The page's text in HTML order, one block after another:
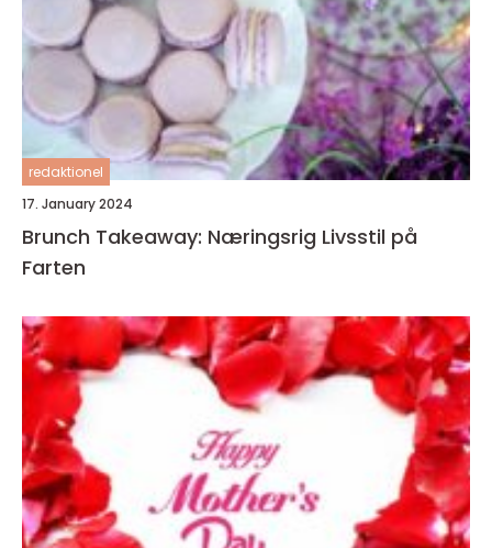
redaktionel
17. January 2024
Brunch Takeaway: Næringsrig Livsstil på
Farten